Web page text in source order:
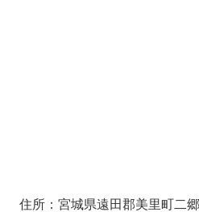
住所：宮城県遠田郡美里町二